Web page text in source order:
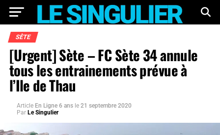
SÈTE
[Urgent] Sète – FC Sète 34 annule
tous les entrainements prévue à
l’Ile de Thau
Article En Ligne 6 ans le 21 septembre 2020
Par Le Singulier